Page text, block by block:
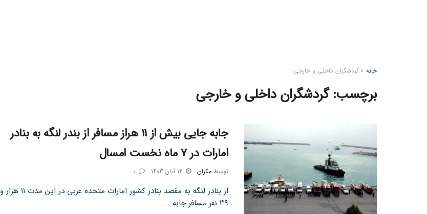
خانه »گردشگران داخلی و خارجی
برچسب:گردشگران داخلی و خارجی
جابه جایی بیش از ۱۱ هراز مسافر از بندر لنگه به بنادر
امارات در ۷ ماه نخست امسال
توسط مکران 14 آبان 1403 0
از بنادر لنگه به مقصد بنادر کشور امارات متحده عربی در این مدت ۱۱ هزار و
۳۹ نفر مسافر جابه ...